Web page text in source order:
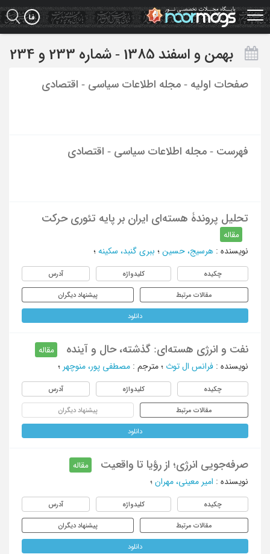
Skip
to
main
بهمن و اسفند 1385 - شماره 233 و 234
صفحات اولیه - مجله اطلاعات سیاسی - اقتصادی
فهرست - مجله اطلاعات سیاسی - اقتصادی
تحلیل پروندۀ هسته‌ای ایران بر پایه تئوری حرکت
مقاله
نویسنده : هرسیج، حسین ؛ ببری گنبد، سکینه ؛
چکیده کلیدواژه آدرس
مقالات مرتبط پیشنهاد دیگران
دانلود
نفت و انرژی هسته‌ای: گذشته، حال و آینده
مقاله
نویسنده : فرانس ال توث ؛ مترجم : مصطفی پور، منوچهر ؛
چکیده کلیدواژه آدرس
مقالات مرتبط پیشنهاد دیگران
دانلود
صرفه‌جویی انرژی؛ از رؤیا تا واقعیت
مقاله
نویسنده : امیر معینی، مهران ؛
چکیده کلیدواژه آدرس
مقالات مرتبط پیشنهاد دیگران
دانلود